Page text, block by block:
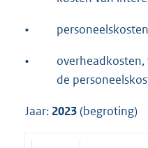
•
•
de
Jaar: 2023(begroting)